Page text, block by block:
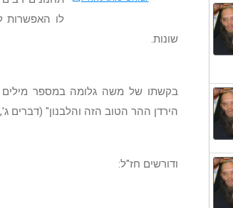
לו האפשרות
שונות.
בקשתו של משה גלומה במספר
הירדן ההר הטוב הזה והלבנון" (דברים
ודורשים חז"ל: